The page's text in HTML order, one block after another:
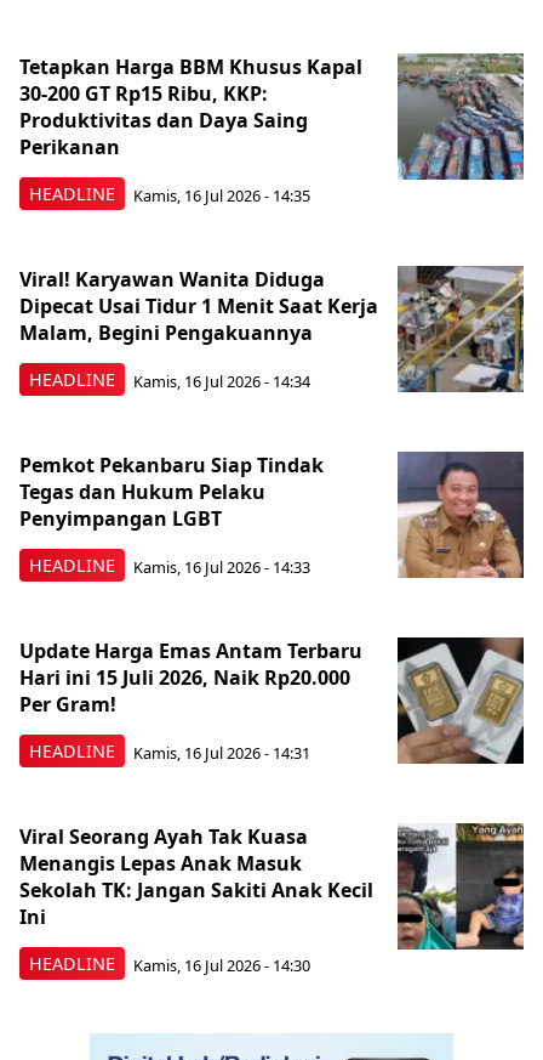
HEADLINE
Tetapkan Harga BBM Khusus Kapal
30-200 GT Rp15 Ribu, KKP:
Produktivitas dan Daya Saing
Perikanan
Kamis, 16 Jul 2026 - 14:35
HEADLINE
Viral! Karyawan Wanita Diduga
Dipecat Usai Tidur 1 Menit Saat Kerja
Malam, Begini Pengakuannya
Kamis, 16 Jul 2026 - 14:34
HEADLINE
Pemkot Pekanbaru Siap Tindak
Tegas dan Hukum Pelaku
Penyimpangan LGBT
Kamis, 16 Jul 2026 - 14:33
HEADLINE
Update Harga Emas Antam Terbaru
Hari ini 15 Juli 2026, Naik Rp20.000
Per Gram!
Kamis, 16 Jul 2026 - 14:31
HEADLINE
Viral Seorang Ayah Tak Kuasa
Menangis Lepas Anak Masuk
Sekolah TK: Jangan Sakiti Anak Kecil
Ini
Kamis, 16 Jul 2026 - 14:30